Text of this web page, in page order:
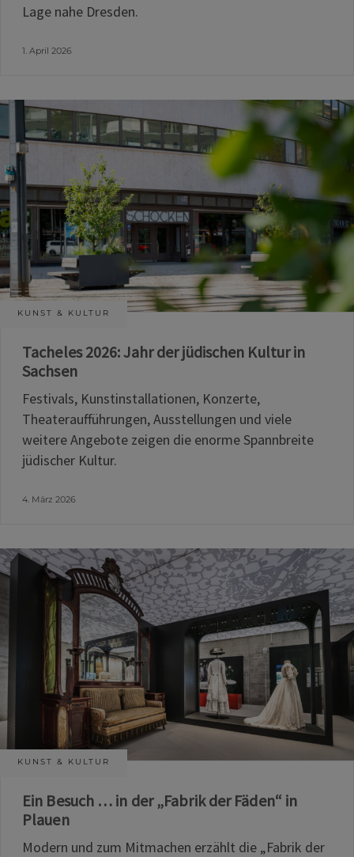
Lage nahe Dresden.
1. April 2026
KUNST & KULTUR
Tacheles 2026: Jahr der jüdischen Kultur in
Sachsen
Festivals, Kunstinstallationen, Konzerte,
Theateraufführungen, Ausstellungen und viele
weitere Angebote zeigen die enorme Spannbreite
jüdischer Kultur.
4. März 2026
KUNST & KULTUR
Ein Besuch … in der „Fabrik der Fäden“ in
Plauen
Modern und zum Mitmachen erzählt die „Fabrik der